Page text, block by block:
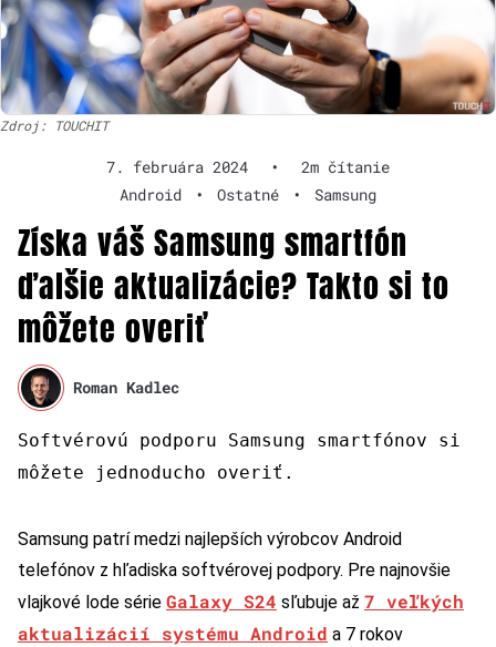
Zdroj: TOUCHIT
7. februára 2024 •
2m čítanie
Android
• Ostatné • Samsung
Získa váš Samsung smartfón
ďalšie aktualizácie? Takto si to
môžete overiť
Roman Kadlec
Softvérovú podporu Samsung smartfónov si
môžete jednoducho overiť.
Samsung patrí medzi najlepších výrobcov Android
telefónov z hľadiska softvérovej podpory. Pre najnovšie
vlajkové lode série Galaxy S24 sľubuje až 7 veľkých
aktualizácií systému Android a 7 rokov